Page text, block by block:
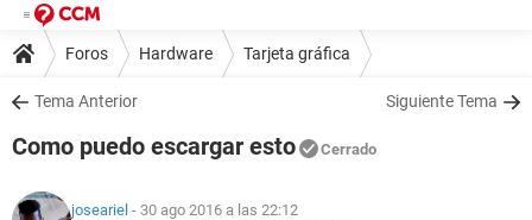
Foros Hardware Tarjeta gráfica
Tema Anterior Siguiente Tema
Como puedo escargar esto Cerrado
joseariel - 30 ago 2016 a las 22:12